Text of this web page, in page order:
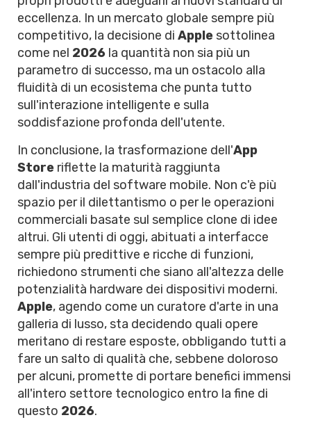
eccellenza. In un mercato globale sempre più
competitivo, la decisione di Apple sottolinea
come nel 2026 la quantità non sia più un
parametro di successo, ma un ostacolo alla
fluidità di un ecosistema che punta tutto
sull'interazione intelligente e sulla
soddisfazione profonda dell'utente.
In conclusione, la trasformazione dell'App
Store riflette la maturità raggiunta
dall'industria del software mobile. Non c'è più
spazio per il dilettantismo o per le operazioni
commerciali basate sul semplice clone di idee
altrui. Gli utenti di oggi, abituati a interfacce
sempre più predittive e ricche di funzioni,
richiedono strumenti che siano all'altezza delle
potenzialità hardware dei dispositivi moderni.
Apple, agendo come un curatore d'arte in una
galleria di lusso, sta decidendo quali opere
meritano di restare esposte, obbligando tutti a
fare un salto di qualità che, sebbene doloroso
per alcuni, promette di portare benefici immensi
all'intero settore tecnologico entro la fine di
questo 2026.